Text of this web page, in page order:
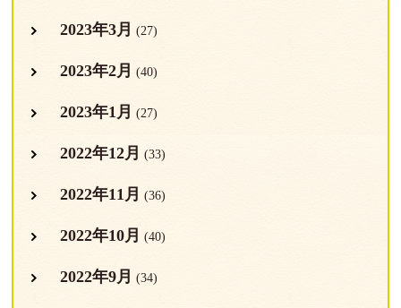
2023年3月 (27)
2023年2月 (40)
2023年1月 (27)
2022年12月 (33)
2022年11月 (36)
2022年10月 (40)
2022年9月 (34)